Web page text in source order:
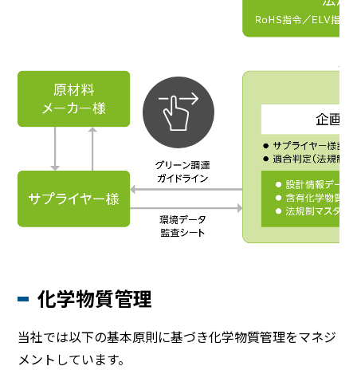
化学物質管理
当社では以下の基本原則に基づき化学物質管理をマネジ
メントしています。